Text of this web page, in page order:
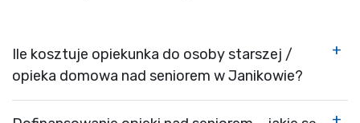
Ile kosztuje opiekunka do osoby starszej /
opieka domowa nad seniorem w Janikowie?